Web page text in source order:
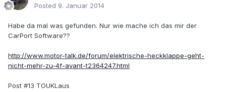
Posted 9. Januar 2014
Habe da mal was gefunden. Nur wie mache ich das mir der
CarPort Software??
http://www.motor-talk.de/forum/elektrische-heckklappe-geht-
nicht-mehr-zu-4f-avant-t2364247.html
Post #13 TOUKLaus